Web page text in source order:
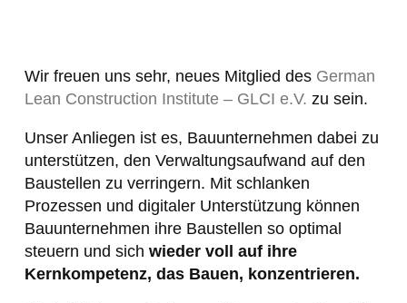
Wir freuen uns sehr, neues Mitglied des German
Lean Construction Institute – GLCI e.V. zu sein.
Unser Anliegen ist es, Bauunternehmen dabei zu
unterstützen, den Verwaltungsaufwand auf den
Baustellen zu verringern. Mit schlanken
Prozessen und digitaler Unterstützung können
Bauunternehmen ihre Baustellen so optimal
steuern und sich wieder voll auf ihre
Kernkompetenz, das Bauen, konzentrieren.